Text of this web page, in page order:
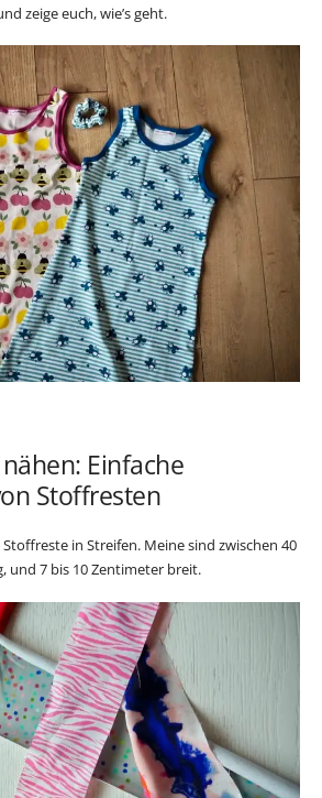
zeige euch, wie’s geht.
Einfache
Stoffresten
in Streifen. Meine sind zwischen 40
und 7 bis 10 Zentimeter breit.